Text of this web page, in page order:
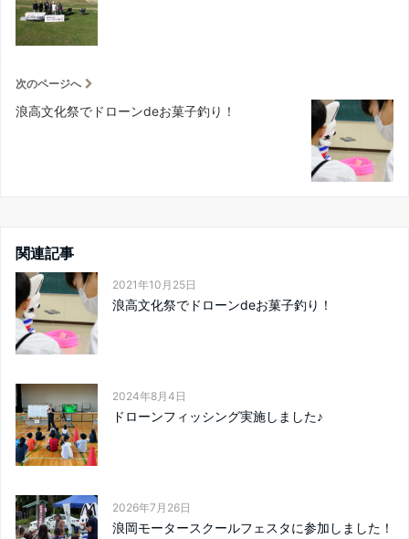
次のページへ
浪高文化祭でドローンdeお菓子釣り！
関連記事
2021年10月25日
浪高文化祭でドローンdeお菓子釣り！
2024年8月4日
ドローンフィッシング実施しました♪
2026年7月26日
浪岡モータースクールフェスタに参加しました！